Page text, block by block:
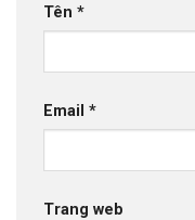
Tên *
Email *
Trang web